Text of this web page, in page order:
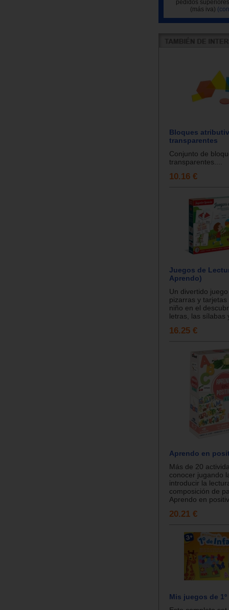
pedidos
(más iva)
Bloques
transparentes
Conjunto de
transparentes....
10.16 €
Juegos de
Aprendo)
Un divertido
pizarras y
niño en el
letras, las sílabas
16.25 €
Aprendo en
Más de 20
conocer jugando
introducir la
composición de
Aprendo en
20.21 €
Mis juegos de